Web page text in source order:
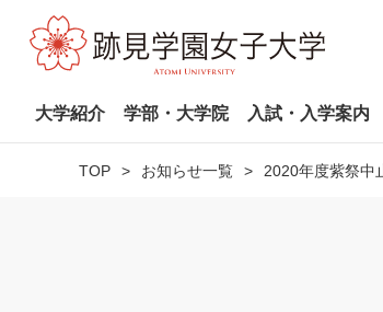
大学紹介 学部・大学院 入試・入学案内
TOP お知らせ一覧 2020年度紫祭中